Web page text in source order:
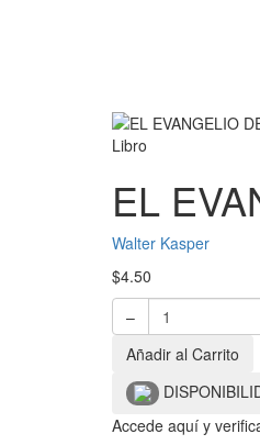
Libro
EL
Walter Kasper
$4.50
–
Añadir al Carrito
Accede aquí y